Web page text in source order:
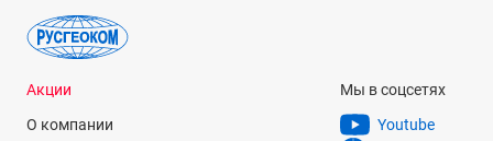
Акции
О компании
Мы в соцсетях
Youtube